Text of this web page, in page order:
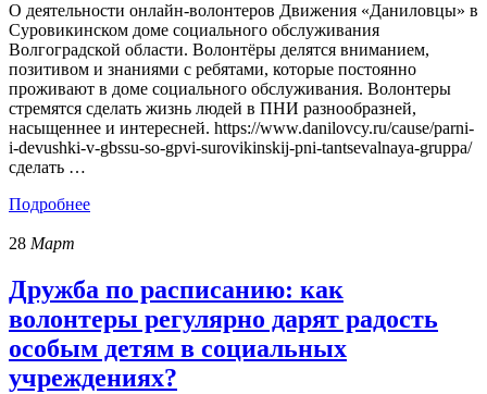
О деятельности онлайн-волонтеров Движения «Даниловцы» в
Суровикинском доме социального обслуживания
Волгоградской области. Волонтёры делятся вниманием,
позитивом и знаниями с ребятами, которые постоянно
проживают в доме социального обслуживания. Волонтеры
стремятся сделать жизнь людей в ПНИ разнообразней,
насыщеннее и интересней. https://www.danilovcy.ru/cause/parni-
i-devushki-v-gbssu-so-gpvi-surovikinskij-pni-tantsevalnaya-gruppa/
сделать …
Подробнее
28 Март
Дружба по расписанию: как
волонтеры регулярно дарят радость
особым детям в социальных
учреждениях?